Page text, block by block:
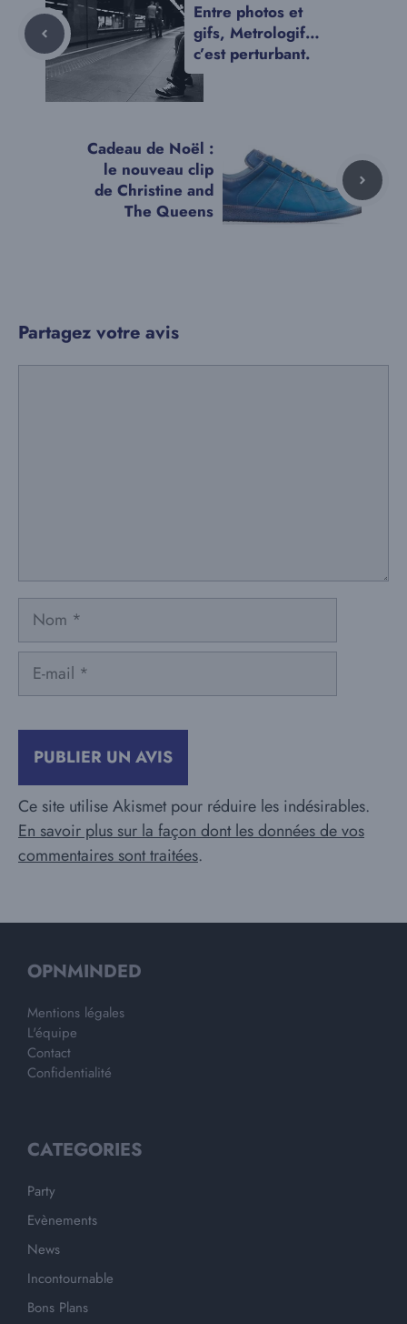
Entre photos et
gifs, Metrologif…
c’est perturbant.
Cadeau de Noël :
le nouveau clip
de Christine and
The Queens
Partagez votre avis
Nom
mail
Ce site utilise Akismet pour réduire les indésirables.
En savoir plus sur la façon dont les données de vos
commentaires sont traitées.
OPNMINDED
Mentions légales
L'équipe
Contact
Confidentialité
CATEGORIES
Party
Evènements
News
Incontournable
Bons Plans